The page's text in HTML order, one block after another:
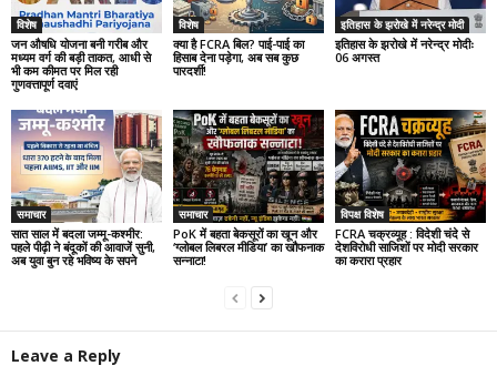
विशेष
जन औषधि योजना बनी गरीब और
मध्यम वर्ग की बड़ी ताकत, आधी से
भी कम कीमत पर मिल रही
गुणवत्तापूर्ण दवाएं
विशेष
क्या है FCRA बिल? पाई-पाई का
हिसाब देना पड़ेगा, अब सब कुछ
पारदर्शी!
इतिहास के झरोखे में नरेन्द्र मोदी
इतिहास के झरोखे में नरेन्द्र मोदीः
06 अगस्त
समाचार
सात साल में बदला जम्मू-कश्मीर:
पहले पीढ़ी ने बंदूकों की आवाजें सुनी,
अब युवा बुन रहे भविष्य के सपने
समाचार
PoK में बहता बेकसूरों का खून और
‘ग्लोबल लिबरल मीडिया’ का खौफनाक
सन्नाटा!
विपक्ष विशेष
FCRA चक्रव्यूह : विदेशी चंदे से
देशविरोधी साजिशों पर मोदी सरकार
का करारा प्रहार
Leave a Reply